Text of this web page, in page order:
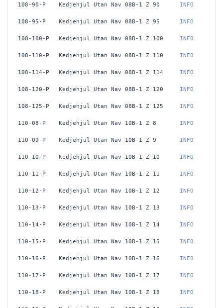
108-90-P Kedjehjul Utan Nav 08B-1 Z 90 INFO
108-95-P Kedjehjul Utan Nav 08B-1 Z 95 INFO
108-100-P Kedjehjul Utan Nav 08B-1 Z 100 INFO
108-110-P Kedjehjul Utan Nav 08B-1 Z 110 INFO
108-114-P Kedjehjul Utan Nav 08B-1 Z 114 INFO
108-120-P Kedjehjul Utan Nav 08B-1 Z 120 INFO
108-125-P Kedjehjul Utan Nav 08B-1 Z 125 INFO
110-08-P Kedjehjul Utan Nav 10B-1 Z 8 INFO
110-09-P Kedjehjul Utan Nav 10B-1 Z 9 INFO
110-10-P Kedjehjul Utan Nav 10B-1 Z 10 INFO
110-11-P Kedjehjul Utan Nav 10B-1 Z 11 INFO
110-12-P Kedjehjul Utan Nav 10B-1 Z 12 INFO
110-13-P Kedjehjul Utan Nav 10B-1 Z 13 INFO
110-14-P Kedjehjul Utan Nav 10B-1 Z 14 INFO
110-15-P Kedjehjul Utan Nav 10B-1 Z 15 INFO
110-16-P Kedjehjul Utan Nav 10B-1 Z 16 INFO
110-17-P Kedjehjul Utan Nav 10B-1 Z 17 INFO
110-18-P Kedjehjul Utan Nav 10B-1 Z 18 INFO